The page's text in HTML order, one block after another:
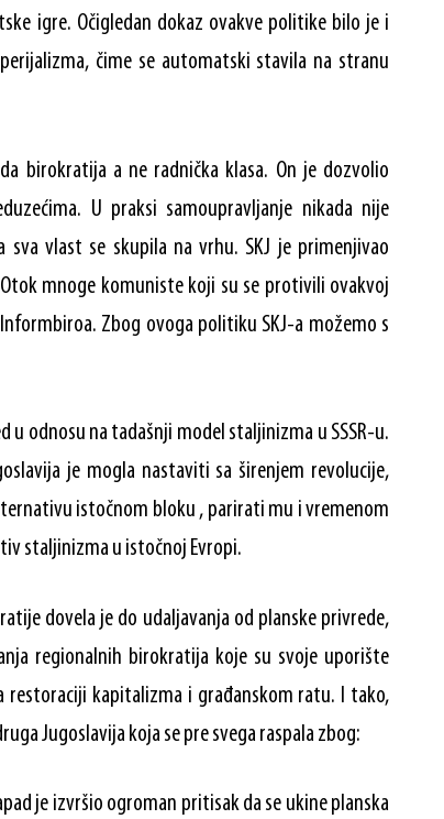
igre. Očigledan dokaz ovakve politike bilo je i
čime se automatski stavila na stranu
birokratija a ne radnička klasa. On je dozvolio
U praksi samoupravljanje nikada nije
vlast se skupila na vrhu. SKJ je primenjivao
mnoge komuniste koji su se protivili ovakvoj
Zbog ovoga politiku SKJ-a možemo s
u odnosu na tadašnji model staljinizma u SSSR-u.
je mogla nastaviti sa širenjem revolucije,
istočnom bloku , parirati mu i vremenom
staljinizma u istočnoj Evropi.
dovela je do udaljavanja od planske privrede,
regionalnih birokratija koje su svoje uporište
kapitalizma i građanskom ratu. I tako,
Jugoslavija koja se pre svega raspala zbog:
je izvršio ogroman pritisak da se ukine planska